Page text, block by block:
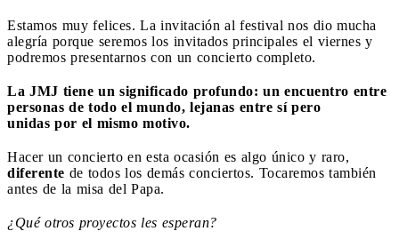
Estamos muy felices. La invitación al festival nos dio mucha
alegría porque seremos los invitados principales el viernes y
podremos presentarnos con un concierto completo.
La JMJ tiene un significado profundo: un encuentro entre
personas de todo el mundo, lejanas entre sí pero
unidas por el mismo motivo.
Hacer un concierto en esta ocasión es algo único y raro,
diferente de todos los demás conciertos. Tocaremos también
antes de la misa del Papa.
¿Qué otros proyectos les esperan?